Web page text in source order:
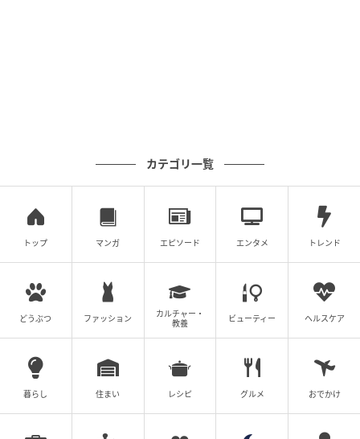
カテゴリ一覧
トップ マンガ エピソード エンタメ トレンド
どうぶつ ファッション
カルチャー・
教養
ビューティー ヘルスケア
暮らし 住まい レシピ グルメ おでかけ